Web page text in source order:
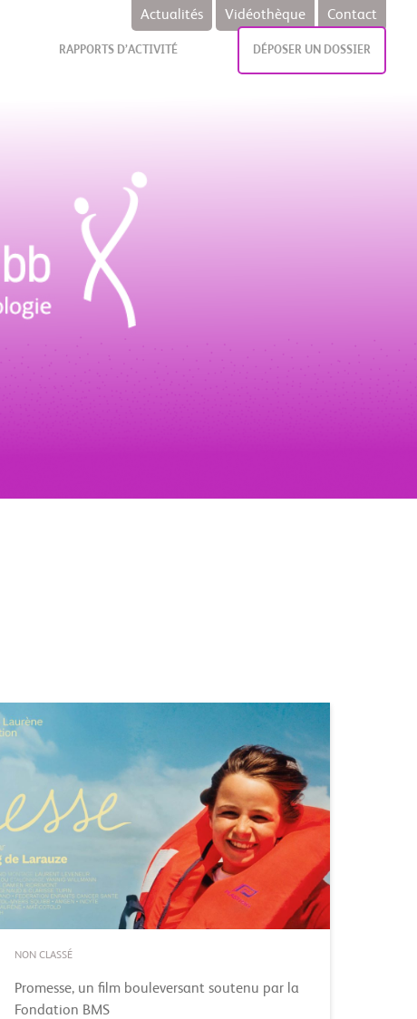
Actualités Vidéothèque Contact
RAPPORTS D’ACTIVITÉ DÉPOSER UN DOSSIER
NON CLASSÉ
Promesse, un film bouleversant soutenu par la
Fondation BMS